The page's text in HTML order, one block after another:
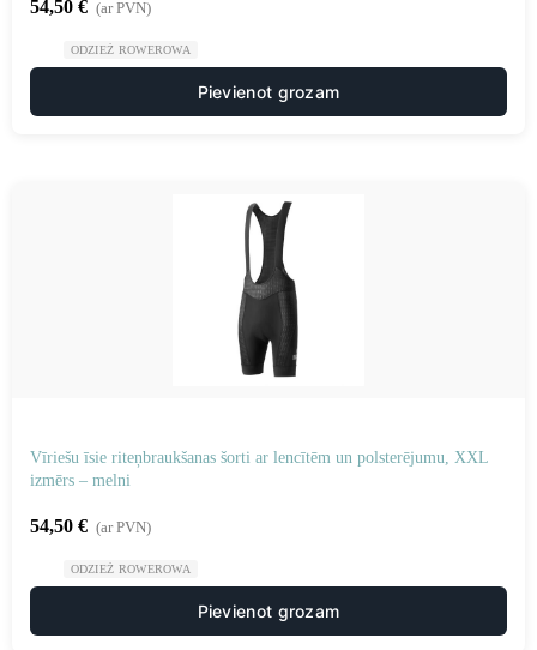
54,50 € (ar PVN)
ODZIEŻ ROWEROWA
Pievienot grozam
Vīriešu īsie riteņbraukšanas šorti ar lencītēm un polsterējumu, XXL
izmērs – melni
54,50 € (ar PVN)
ODZIEŻ ROWEROWA
Pievienot grozam